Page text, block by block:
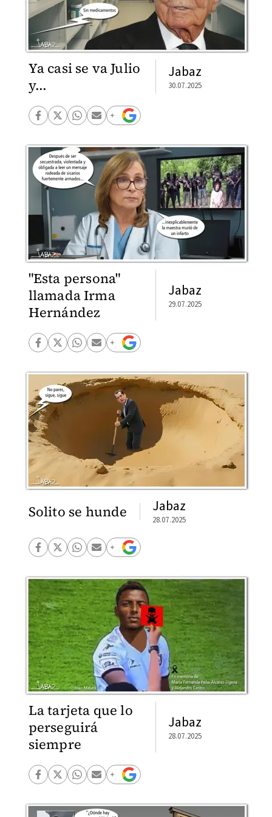
Ya casi se va Julio
y...
Jabaz
30.07.2025
"Esta persona"
llamada Irma
Hernández
Jabaz
29.07.2025
Solito se hunde Jabaz
28.07.2025
La tarjeta que lo
perseguirá
siempre
Jabaz
28.07.2025